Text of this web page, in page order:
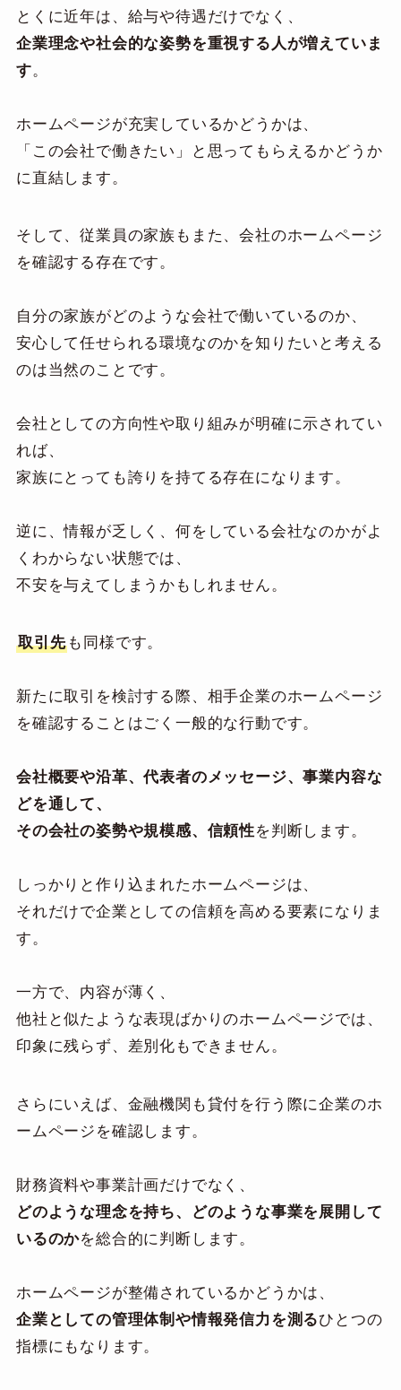
とくに近年は、給与や待遇だけでなく、
企業理念や社会的な姿勢を重視する人が増えていま
す。
ホームページが充実しているかどうかは、
「この会社で働きたい」と思ってもらえるかどうか
に直結します。
そして、従業員の家族もまた、会社のホームページ
を確認する存在です。
自分の家族がどのような会社で働いているのか、
安心して任せられる環境なのかを知りたいと考える
のは当然のことです。
会社としての方向性や取り組みが明確に示されてい
れば、
家族にとっても誇りを持てる存在になります。
逆に、情報が乏しく、何をしている会社なのかがよ
くわからない状態では、
不安を与えてしまうかもしれません。
取引先 も同様です。
新たに取引を検討する際、相手企業のホームページ
を確認することはごく一般的な行動です。
会社概要や沿革、代表者のメッセージ、事業内容な
どを通して、
その会社の姿勢や規模感、信頼性を判断します。
しっかりと作り込まれたホームページは、
それだけで企業としての信頼を高める要素になりま
す。
一方で、内容が薄く、
他社と似たような表現ばかりのホームページでは、
印象に残らず、差別化もできません。
さらにいえば、金融機関も貸付を行う際に企業のホ
ームページを確認します。
財務資料や事業計画だけでなく、
どのような理念を持ち、どのような事業を展開して
いるのかを総合的に判断します。
ホームページが整備されているかどうかは、
企業としての管理体制や情報発信力を測るひとつの
指標にもなります。